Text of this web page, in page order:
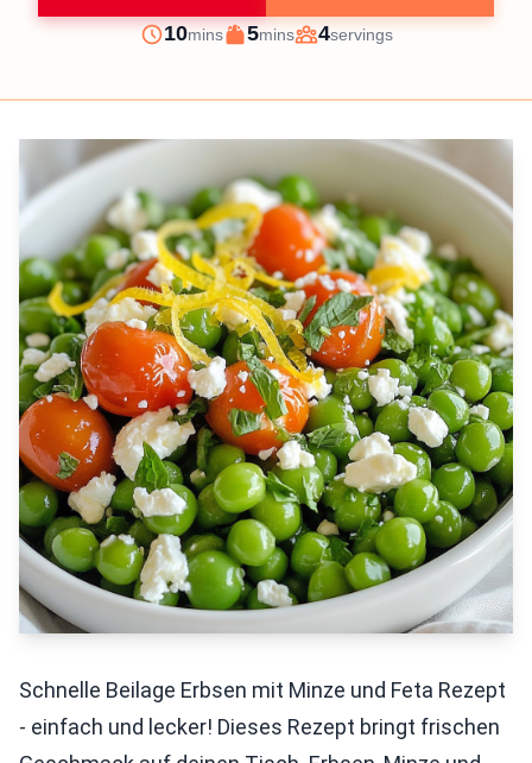
Prep
10minutes
mins
Cook
5minutes
mins
Servings
4servings
Schnelle Beilage Erbsen mit Minze und Feta Rezept
- einfach und lecker! Dieses Rezept bringt frischen